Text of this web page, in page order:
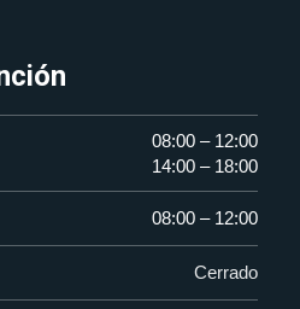
08:00 – 12:00
14:00 – 18:00
08:00 – 12:00
Cerrado